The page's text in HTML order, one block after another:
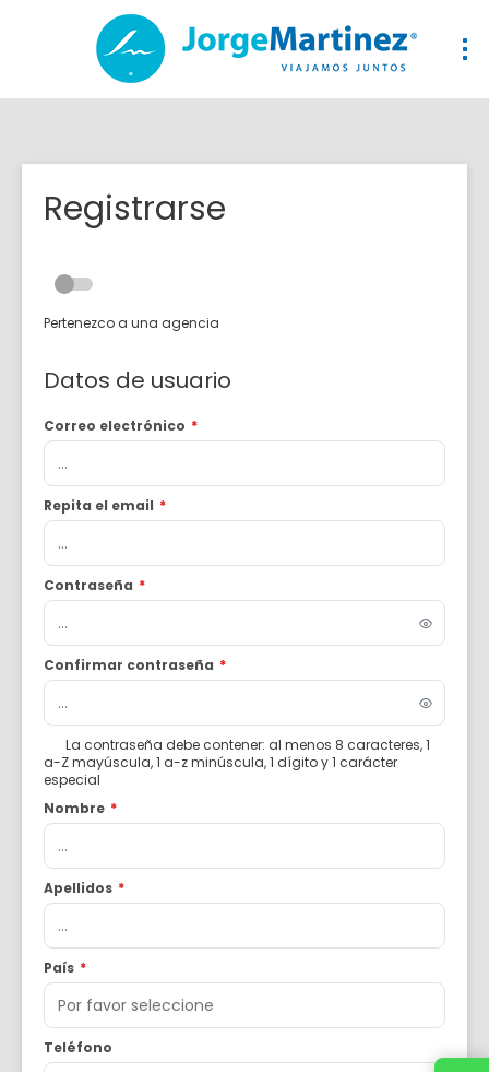
Registrarse
Pertenezco a una agencia
Datos de usuario
Correo electrónico *
Repita el email *
Contraseña *
Confirmar contraseña *
La contraseña debe contener: al menos 8 caracteres, 1
a-Z mayúscula, 1 a-z minúscula, 1 dígito y 1 carácter
especial
Nombre *
Apellidos *
País *
Teléfono